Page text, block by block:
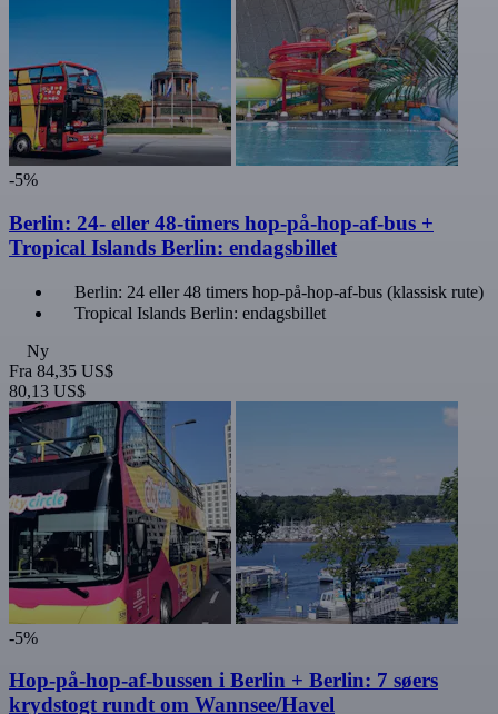
-5%
Berlin: 24- eller 48-timers hop-på-hop-af-bus +
Tropical Islands Berlin: endagsbillet
Berlin: 24 eller 48 timers hop-på-hop-af-bus (klassisk rute)
Tropical Islands Berlin: endagsbillet
Ny
Fra 84,35 US$
80,13 US$
-5%
Hop-på-hop-af-bussen i Berlin + Berlin: 7 søers
krydstogt rundt om Wannsee/Havel